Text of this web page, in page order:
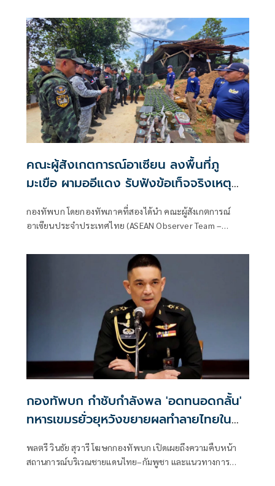
คณะผู้สังเกตการณ์อาเซียน ลงพื้นที่ภู
มะเขือ ผามออีแดง รับฟังข้อเท็จจริงเหตุ
ปะทะชายแดนไทยกัมพูชา
กองทัพบก โดยกองทัพภาคที่สองได้นำ คณะผู้สังเกตการณ์
อาเซียนประจำประเทศไทย (ASEAN Observer Team –
ไทย–กัมพูชา เพื่อรับทราบข้อเท็จจริงและสังเกตการณ์ผลกระ
ทบที่เกิดขึ้นในพื้นที่ โดยคณะประกอบด้วยผู้แทนฝ่ายไทยและผู้
แทนจากประเทศสมาชิกอาเซียน รวม 13 นาย ประกอบด้วยผู้
แทนจากสาธารณรัฐฟิลิปปินส์ สาธารณรัฐอินโดนีเซีย และ
กองทัพบก กำชับกำลังพล 'อดทนอดกลั้น'
ทหารเขมรยั่วยุหวังขยายผลทำลายไทยใน
พลตรี วินธัย สุวารี โฆษกกองทัพบก เปิดเผยถึงความคืบหน้า
สถานการณ์บริเวณชายแดนไทย–กัมพูชา และแนวทางการ